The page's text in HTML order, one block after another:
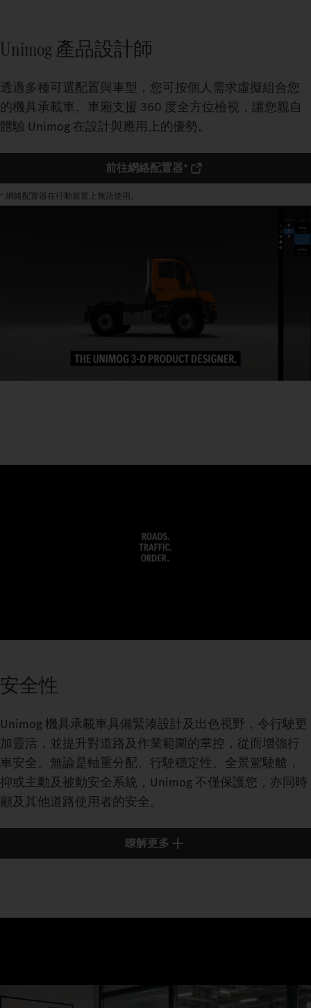
Unimog 產品設計師
透過多種可選配置與車型，您可按個人需求虛擬組合您
的機具承載車。車廂支援 360 度全方位檢視，讓您親自
體驗 Unimog 在設計與應用上的優勢。
前往網絡配置器*
* 網絡配置器在行動裝置上無法使用。
安全性
Unimog 機具承載車具備緊湊設計及出色視野，令行駛更
加靈活，並提升對道路及作業範圍的掌控，從而增強行
車安全。無論是軸重分配、行駛穩定性、全景駕駛艙，
抑或主動及被動安全系統，Unimog 不僅保護您，亦同時
顧及其他道路使用者的安全。
瞭解更多